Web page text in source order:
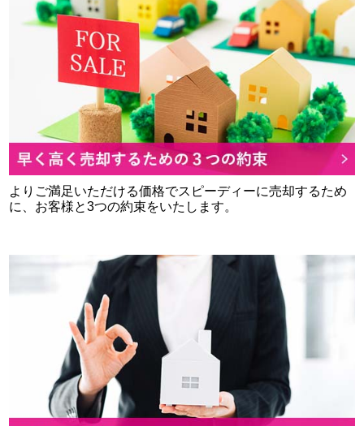
よりご満足いただける価格でスピーディーに売却するため
に、お客様と3つの約束をいたします。